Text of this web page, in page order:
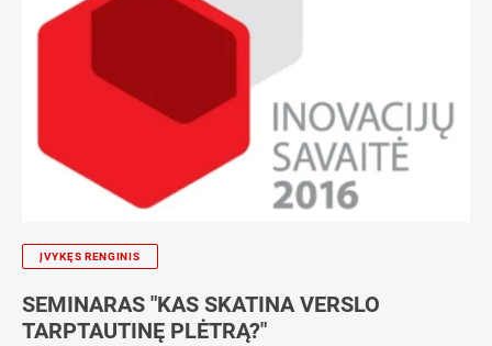
ĮVYKĘS RENGINIS
SEMINARAS "KAS SKATINA VERSLO
TARPTAUTINĘ PLĖTRĄ?"